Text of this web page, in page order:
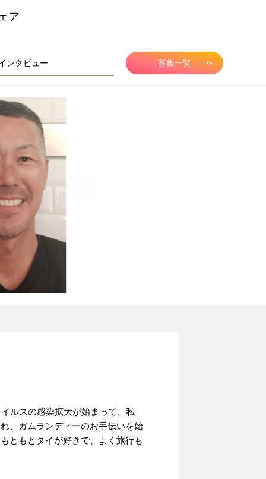
ア
ンタビュー 募集一覧
ルスの感染拡大が始まって、私
、ガムランディーのお手伝いを始
ともとタイが好きで、よく旅行も